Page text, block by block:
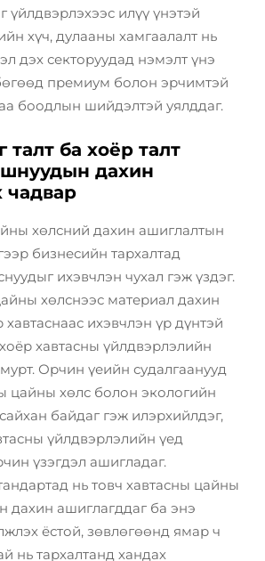
үйлдвэрлэхээс илүү үнэтэй
хүч, дулааны хамгаалалт нь
дэх секторуудад нэмэлт үнэ
премиум болон эрчимтэй
боодлын шийдэлтэй уялддаг.
талт ба хоёр талт
дахин
чадвар
хөлсний дахин ашиглалтын
бизнесийн тархалтад
ихэвчлэн чухал гэж үздэг.
хөлснээс материал дахин
ихэвчлэн үр дүнтэй
хавтасны үйлдвэрлэлийн
Орчин үеийн судалгаанууд
цайны хөлс болон экологийн
байдаг гэж илэрхийлдэг,
үйлдвэрлэлийн үед
үзэгдэл ашигладаг.
нь товч хавтасны цайны
дахин ашиглагддаг ба энэ
ёстой, зөвлөгөөнд ямар ч
нь тархалтанд хандах